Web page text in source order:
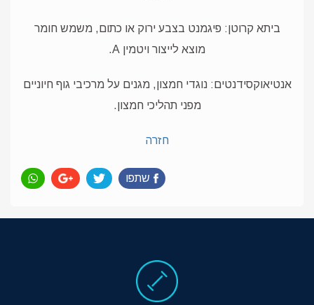
ביתא קרוטן: פיגמנט בצבע ירוק או כתום, משמש חומר
מוצא לייצור ויטמין A.
אנטיאוקסידנטים: נוגדי חמצון, מגנים על מרכיבי גוף חיוניים
מפני תהליכי חמצון.
חזרה
שתפו